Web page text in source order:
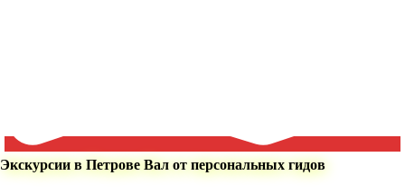
Экскурсии в Петрове Вал от персональных гидов